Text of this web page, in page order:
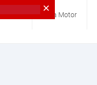
Beta Motor
×